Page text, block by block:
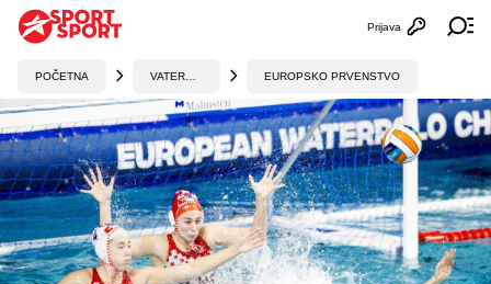
Otvori
Prijava
POČETNA EUROPSKO PRVENSTVO